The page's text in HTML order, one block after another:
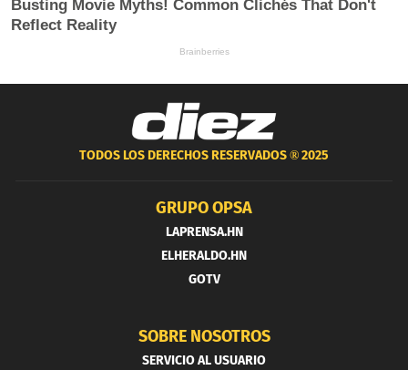
TODOS LOS DERECHOS RESERVADOS ®2025
GRUPO OPSA
LAPRENSA.HN
ELHERALDO.HN
GOTV
SOBRE NOSOTROS
SERVICIO AL USUARIO